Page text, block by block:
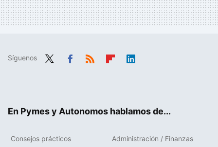
Síguenos
En Pymes y Autonomos hablamos de...
Consejos prácticos Administración / Finanzas